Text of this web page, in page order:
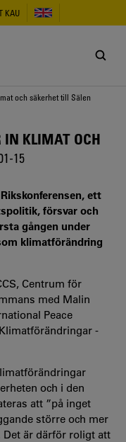
KAU
och säkerhet till Sälen
IN KLIMAT OCH
15
ett
försvar och
gången under
klimatförändring
Centrum för
med Malin
Peace
-
och i den
att ”på inget
större och mer
Det är därför roligt att